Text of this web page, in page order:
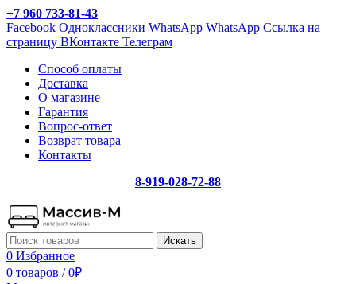
+7 960 733-81-43
Facebook Одноклассники WhatsApp WhatsApp Ссылка на
страницу ВКонтакте Телеграм
Способ оплаты
Доставка
О магазине
Гарантия
Вопрос-ответ
Возврат товара
Контакты
8-919-028-72-88
Искать
0 Избранное
0 товаров / 0₽